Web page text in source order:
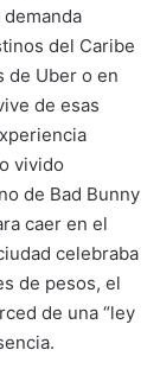
del Caribe
de Uber o en
de esas
vivido
de Bad Bunny
caer en el
celebraba
de pesos, el
de una “ley